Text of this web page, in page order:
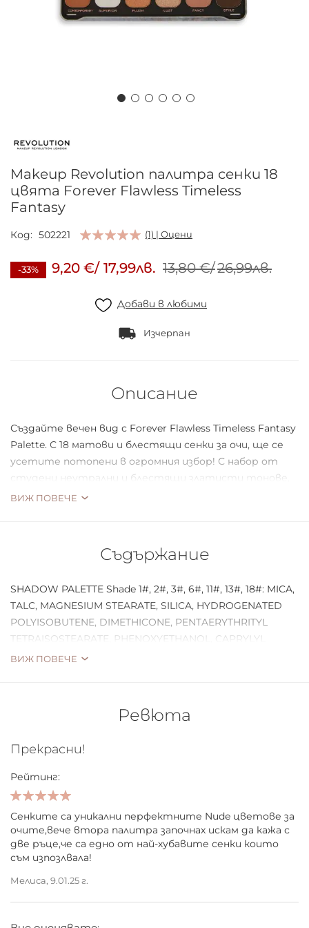
началото
галерия
със
снимки
Makeup Revolution палитра сенки 18
цвята Forever Flawless Timeless
Fantasy
Код 502221 (1) | Оцени
-33% 9,20 €/ 17,99лв. 13,80 €/26,99лв.
Добави в любими
Изчерпан
Описание
Създайте вечен вид с Forever Flawless Timeless Fantasy
Palette. С 18 матови и блестящи сенки за очи, ще се
усетите потопени в огромния избор! С набор от
студени неутрални и блестящи златисти тонове,
това е перфектната палитра за създаване на този
ВИЖ ПОВЕЧЕ
Съдържание
SHADOW PALETTE Shade 1#, 2#, 3#, 6#, 11#, 13#, 18#: MICA,
TALC, MAGNESIUM STEARATE, SILICA, HYDROGENATED
POLYISOBUTENE, DIMETHICONE, PENTAERYTHRITYL
TETRAISOSTEARATE, PHENOXYETHANOL, CAPRYLYL
GLYCOL, TRIETHOXYCAPRYLYLSILANE. [+/- MAY CONTAIN
ВИЖ ПОВЕЧЕ
Ревюта
Прекрасни!
Рейтинг:
Сенките са уникални перфектните Nude цветове за
очите,вече втора палитра започнах искам да кажа с
две ръце,че са едно от най-хубавите сенки които
съм изпозлвала!
Мелиса, 9.01.25 г.